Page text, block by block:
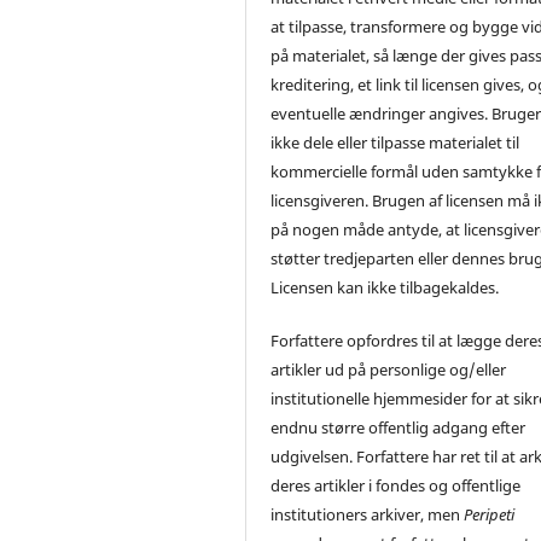
at tilpasse, transformere og bygge
på materialet, så længe der gives
kreditering, et link til licensen gives,
eventuelle ændringer angives.
ikke dele eller tilpasse materialet til
kommercielle formål uden samtykke
licensgiveren. Brugen af licensen må
på nogen måde antyde, at
støtter tredjeparten eller dennes
Licensen kan ikke tilbagekaldes.
Forfattere opfordres til at lægge
artikler ud på personlige og/eller
institutionelle hjemmesider for at
endnu større offentlig adgang efter
udgivelsen. Forfattere har ret til at
deres artikler i fondes og offentlige
institutioners arkiver, menPeripeti